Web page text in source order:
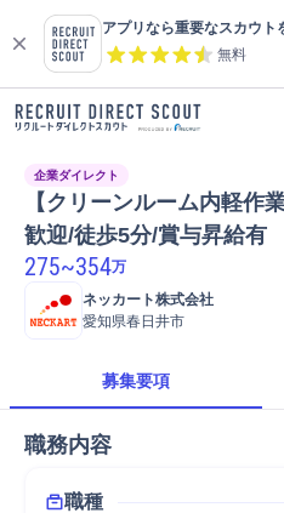
アプリなら重要なスカウト
無料
企業ダイレクト
【クリーンルーム内軽作
歓迎/徒歩5分/賞与昇給有
275~354万
ネッカート株式会社
愛知県春日井市
募集要項
職務内容
職種